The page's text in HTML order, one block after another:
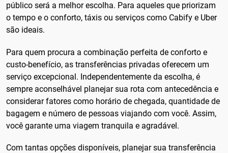
público será a melhor escolha. Para aqueles que priorizam
o tempo e o conforto, táxis ou serviços como Cabify e Uber
são ideais.
Para quem procura a combinação perfeita de conforto e
custo-benefício, as transferências privadas oferecem um
serviço excepcional. Independentemente da escolha, é
sempre aconselhável planejar sua rota com antecedência e
considerar fatores como horário de chegada, quantidade de
bagagem e número de pessoas viajando com você. Assim,
você garante uma viagem tranquila e agradável.
Com tantas opções disponíveis, planejar sua transferência